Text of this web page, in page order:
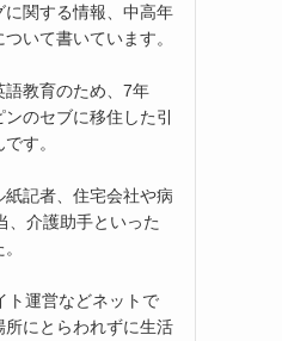
関する情報、中高年
いて書いています。
教育のため、7年
のセブに移住した引
す。
紙記者、住宅会社や病
、介護助手といった
ト運営などネットで
にとらわれずに生活